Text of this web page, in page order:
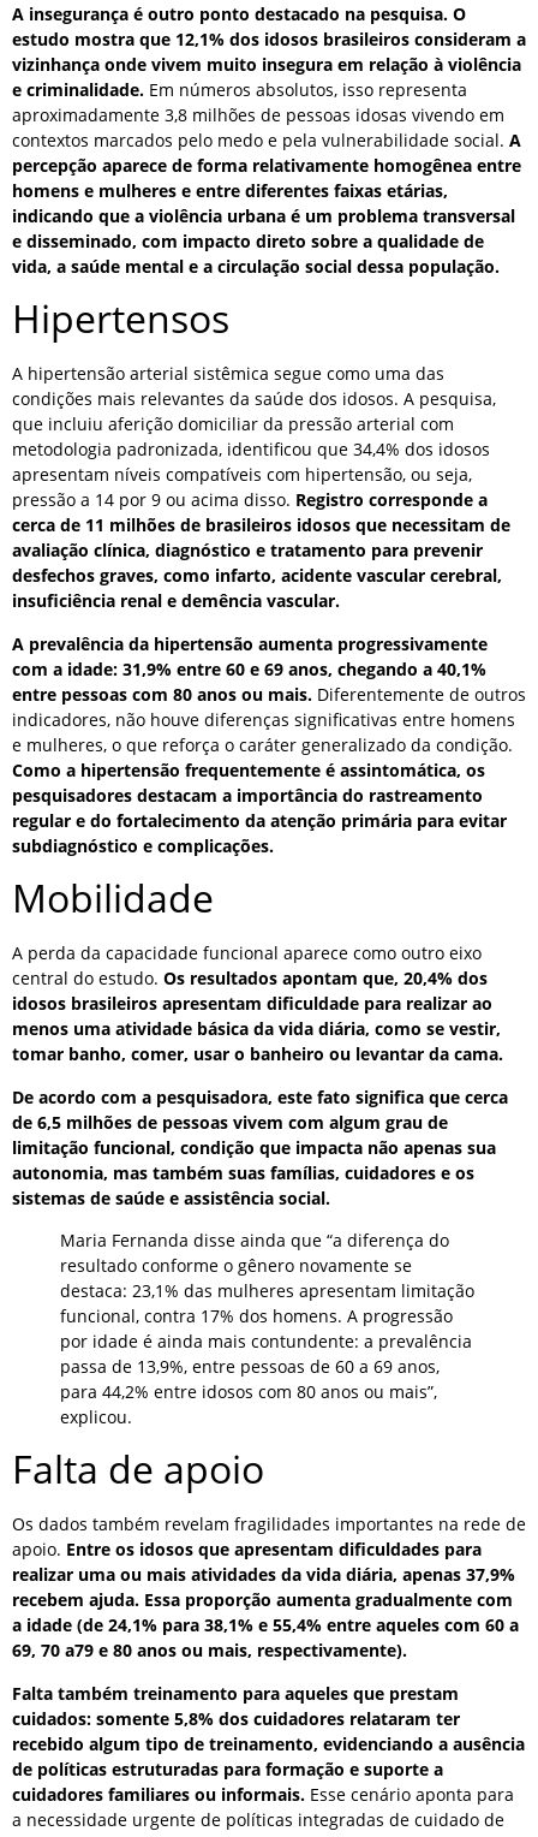
A insegurança é outro ponto destacado na pesquisa. O
estudo mostra que 12,1% dos idosos brasileiros consideram a
vizinhança onde vivem muito insegura em relação à violência
e criminalidade. Em números absolutos, isso representa
aproximadamente 3,8 milhões de pessoas idosas vivendo em
contextos marcados pelo medo e pela vulnerabilidade social. A
percepção aparece de forma relativamente homogênea entre
homens e mulheres e entre diferentes faixas etárias,
indicando que a violência urbana é um problema transversal
e disseminado, com impacto direto sobre a qualidade de
vida, a saúde mental e a circulação social dessa população.
Hipertensos
A hipertensão arterial sistêmica segue como uma das
condições mais relevantes da saúde dos idosos. A pesquisa,
que incluiu aferição domiciliar da pressão arterial com
metodologia padronizada, identificou que 34,4% dos idosos
apresentam níveis compatíveis com hipertensão, ou seja,
pressão a 14 por 9 ou acima disso. Registro corresponde a
cerca de 11 milhões de brasileiros idosos que necessitam de
avaliação clínica, diagnóstico e tratamento para prevenir
desfechos graves, como infarto, acidente vascular cerebral,
insuficiência renal e demência vascular.
A prevalência da hipertensão aumenta progressivamente
com a idade: 31,9% entre 60 e 69 anos, chegando a 40,1%
entre pessoas com 80 anos ou mais. Diferentemente de outros
indicadores, não houve diferenças significativas entre homens
e mulheres, o que reforça o caráter generalizado da condição.
Como a hipertensão frequentemente é assintomática, os
pesquisadores destacam a importância do rastreamento
regular e do fortalecimento da atenção primária para evitar
subdiagnóstico e complicações.
Mobilidade
A perda da capacidade funcional aparece como outro eixo
central do estudo. Os resultados apontam que, 20,4% dos
idosos brasileiros apresentam dificuldade para realizar ao
menos uma atividade básica da vida diária, como se vestir,
tomar banho, comer, usar o banheiro ou levantar da cama.
De acordo com a pesquisadora, este fato significa que cerca
de 6,5 milhões de pessoas vivem com algum grau de
limitação funcional, condição que impacta não apenas sua
autonomia, mas também suas famílias, cuidadores e os
sistemas de saúde e assistência social.
Maria Fernanda disse ainda que “a diferença do
resultado conforme o gênero novamente se
destaca: 23,1% das mulheres apresentam limitação
funcional, contra 17% dos homens. A progressão
por idade é ainda mais contundente: a prevalência
passa de 13,9%, entre pessoas de 60 a 69 anos,
para 44,2% entre idosos com 80 anos ou mais”,
explicou.
Falta de apoio
Os dados também revelam fragilidades importantes na rede de
apoio. Entre os idosos que apresentam dificuldades para
realizar uma ou mais atividades da vida diária, apenas 37,9%
recebem ajuda. Essa proporção aumenta gradualmente com
a idade (de 24,1% para 38,1% e 55,4% entre aqueles com 60 a
69, 70 a79 e 80 anos ou mais, respectivamente).
Falta também treinamento para aqueles que prestam
cuidados: somente 5,8% dos cuidadores relataram ter
recebido algum tipo de treinamento, evidenciando a ausência
de políticas estruturadas para formação e suporte a
cuidadores familiares ou informais. Esse cenário aponta para
a necessidade urgente de políticas integradas de cuidado de